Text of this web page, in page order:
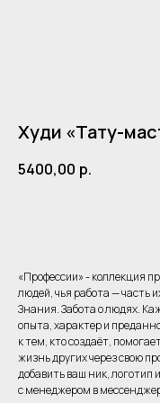
Худи «Тату-
5400,00 р.
«Профессии» - коллекция
людей, чья работа — часть
Знания. Забота о людях.
опыта, характер и
к тем, кто создаёт,
жизнь других через свою
добавить ваш ник, логотип
с менеджером в
Детское фото
Для самых близких
Знаки Зодиака
Чек-лист путешественника
Одежда